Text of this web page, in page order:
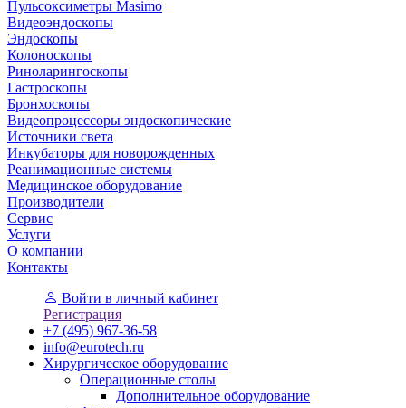
Пульсоксиметры Masimo
Видеоэндоскопы
Эндоскопы
Колоноскопы
Риноларингоскопы
Гастроскопы
Бронхоскопы
Видеопроцессоры эндоскопические
Источники света
Инкубаторы для новорожденных
Реанимационные системы
Медицинское оборудование
Производители
Сервис
Услуги
О компании
Контакты
Войти в личный кабинет
Регистрация
+7 (495) 967-36-58
info@eurotech.ru
Хирургическое оборудование
Операционные столы
Дополнительное оборудование